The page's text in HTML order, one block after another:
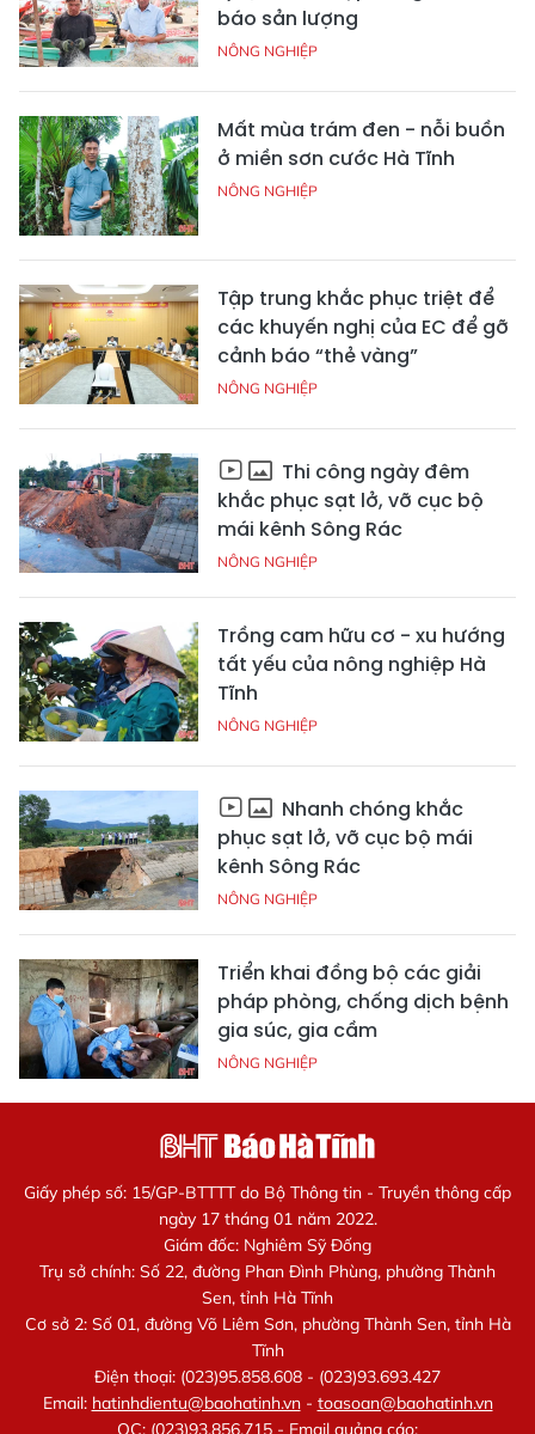
báo sản lượng
NÔNG NGHIỆP
Mất mùa trám đen - nỗi buồn
ở miền sơn cước Hà Tĩnh
NÔNG NGHIỆP
Tập trung khắc phục triệt để
các khuyến nghị của EC để gỡ
cảnh báo “thẻ vàng”
NÔNG NGHIỆP
Thi công ngày đêm
khắc phục sạt lở, vỡ cục bộ
mái kênh Sông Rác
NÔNG NGHIỆP
Trồng cam hữu cơ - xu hướng
tất yếu của nông nghiệp Hà
Tĩnh
NÔNG NGHIỆP
Nhanh chóng khắc
phục sạt lở, vỡ cục bộ mái
kênh Sông Rác
NÔNG NGHIỆP
Triển khai đồng bộ các giải
pháp phòng, chống dịch bệnh
gia súc, gia cầm
NÔNG NGHIỆP
Giấy phép số: 15/GP-BTTTT do Bộ Thông tin - Truyền thông cấp
ngày 17 tháng 01 năm 2022.
Giám đốc: Nghiêm Sỹ Đống
Trụ sở chính: Số 22, đường Phan Đình Phùng, phường Thành
Sen, tỉnh Hà Tĩnh
Cơ sở 2: Số 01, đường Võ Liêm Sơn, phường Thành Sen, tỉnh Hà
Tĩnh
Điện thoại: (023)95.858.608 - (023)93.693.427
Email: hatinhdientu@baohatinh.vn- toasoan@baohatinh.vn
QC: (023)93.856.715 - Email quảng cáo: